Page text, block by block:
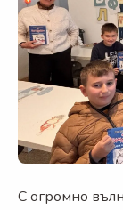
С огромно